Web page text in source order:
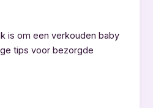
is om een verkouden baby
tips voor bezorgde